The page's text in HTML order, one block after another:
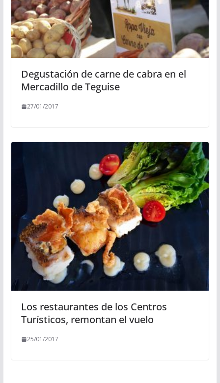
Degustación de carne de cabra en el
Mercadillo de Teguise
27/01/2017
Los restaurantes de los Centros
Turísticos, remontan el vuelo
25/01/2017